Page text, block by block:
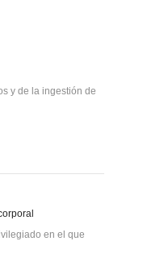
y de la ingestión de
en el que